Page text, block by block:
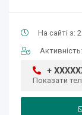
На сайті з:
+
Показати